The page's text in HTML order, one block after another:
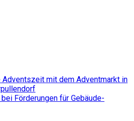
mit dem Adventmarkt in
Förderungen für Gebäude-